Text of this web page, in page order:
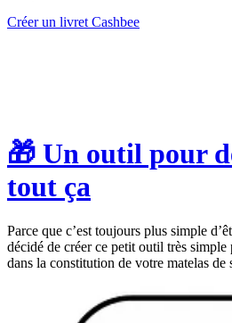
Créer un livret Cashbee
🎁 Un outil pour
tout ça
Parce que c’est toujours plus simple
décidé de créer ce petit outil très
dans la constitution de votre matelas de